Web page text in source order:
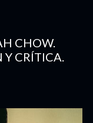
CHOW.
CRÍTICA.